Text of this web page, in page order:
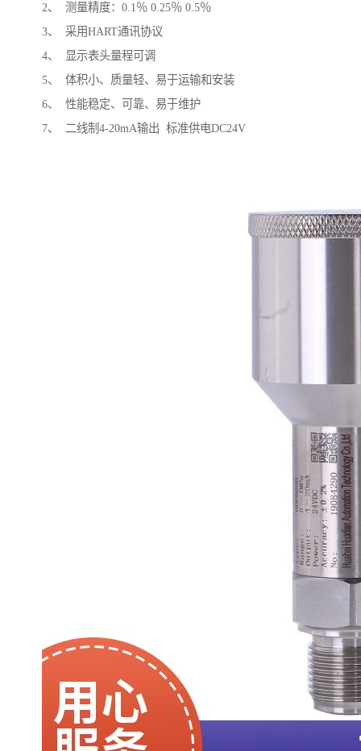
2、 测量精度：0.1％ 0.25％ 0.5％
3、 采用HART通讯协议
4、 显示表头量程可调
5、 体积小、质量轻、易于运输和安装
6、 性能稳定、可靠、易于维护
7、 二线制4-20mA输出 标准供电DC24V